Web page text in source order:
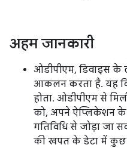
अहम जानकारी
ओडीपीएम, डिवाइस
आकलन करता है. यह
होता. ओडीपीएम से
को, अपने ऐप्लिकेशन के
गतिविधि से जोड़ा जा
की खपत के डेटा में कुछ